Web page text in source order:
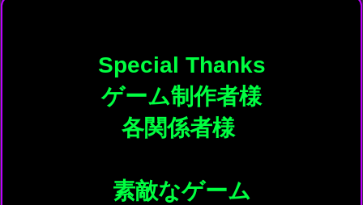
Special Thanks
ゲーム制作者様
各関係者様
素敵なゲーム